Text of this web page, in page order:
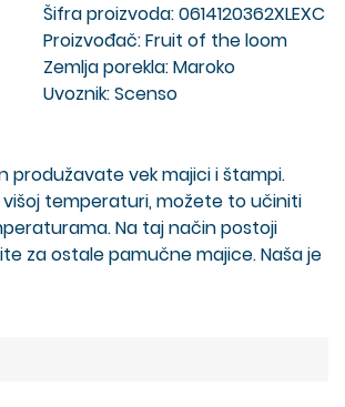
Šifra proizvoda: 0614120362XLEXC
Proizvođač: Fruit of the loom
Zemlja porekla: Maroko
Uvoznik: Scenso
produžavate vek majici i štampi.
temperaturi, možete to učiniti
Na taj način postoji
za ostale pamučne majice. Naša je